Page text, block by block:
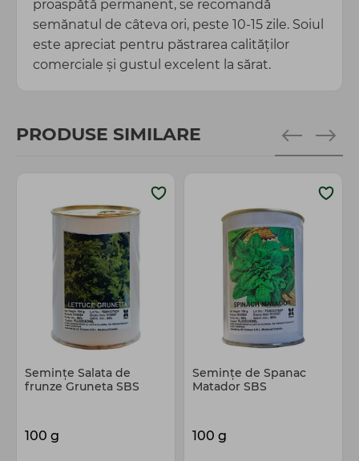
proaspătă permanent, se recomandă
semănatul de câteva ori, peste 10-15 zile. Soiul
este apreciat pentru păstrarea calităţilor
comerciale şi gustul excelent la sărat.
PRODUSE SIMILARE
Semințe Salata de
frunze Gruneta SBS
100 g
Semințe de Spanac
Matador SBS
100 g